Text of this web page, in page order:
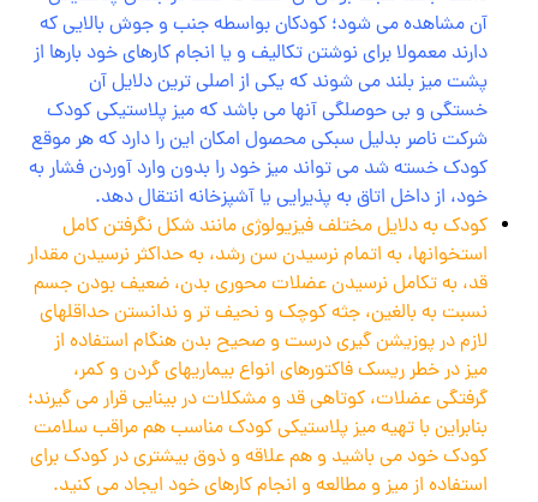
آن مشاهده می شود؛ کودکان بواسطه جنب و جوش بالایی که
دارند معمولا برای نوشتن تکالیف و یا انجام کارهای خود بارها از
پشت میز بلند می شوند که یکی از اصلی ترین دلایل آن
خستگی و بی حوصلگی آنها می باشد که میز پلاستیکی کودک
شرکت ناصر بدلیل سبکی محصول امکان این را دارد که هر موقع
کودک خسته شد می تواند میز خود را بدون وارد آوردن فشار به
خود، از داخل اتاق به پذیرایی یا آشپزخانه انتقال دهد.
کودک به دلایل مختلف فیزیولوژی مانند شکل نگرفتن کامل
استخوانها، به اتمام نرسیدن سن رشد، به حداکثر نرسیدن مقدار
قد، به تکامل نرسیدن عضلات محوری بدن، ضعیف بودن جسم
نسبت به بالغین، جثه کوچک و نحیف تر و ندانستن حداقلهای
لازم در پوزیشن گیری درست و صحیح بدن هنگام استفاده از
میز در خطر ریسک فاکتورهای انواع بیماریهای گردن و کمر،
گرفتگی عضلات، کوتاهی قد و مشکلات در بینایی قرار می گیرند؛
بنابراین با تهیه میز پلاستیکی کودک مناسب هم مراقب سلامت
کودک خود می باشید و هم علاقه و ذوق بیشتری در کودک برای
استفاده از میز و مطالعه و انجام کارهای خود ایجاد می کنید.